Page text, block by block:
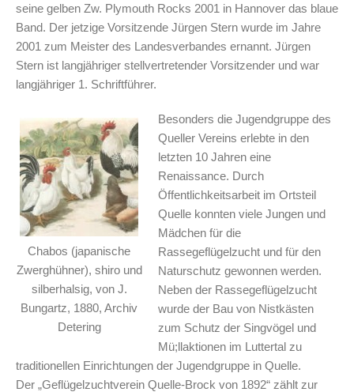
seine gelben Zw. Plymouth Rocks 2001 in Hannover das blaue
Band. Der jetzige Vorsitzende Jürgen Stern wurde im Jahre
2001 zum Meister des Landesverbandes ernannt. Jürgen
Stern ist langjähriger stellvertretender Vorsitzender und war
langjähriger 1. Schriftführer.
Chabos (japanische
Zwerghühner), shiro und
silberhalsig, von J.
Bungartz, 1880, Archiv
Detering
Besonders die Jugendgruppe des
Queller Vereins erlebte in den
letzten 10 Jahren eine
Renaissance. Durch
Öffentlichkeitsarbeit im Ortsteil
Quelle konnten viele Jungen und
Mädchen für die
Rassegeflügelzucht und für den
Naturschutz gewonnen werden.
Neben der Rassegeflügelzucht
wurde der Bau von Nistkästen
zum Schutz der Singvögel und
Mü;llaktionen im Luttertal zu
traditionellen Einrichtungen der Jugendgruppe in Quelle.
Der „Geflügelzuchtverein Quelle-Brock von 1892“ zählt zur